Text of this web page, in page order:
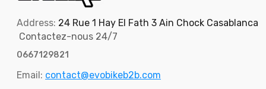
Address: 24 Rue 1 Hay El Fath 3 Ain Chock Casablanca
Contactez-nous 24/7
0667129821
Email: contact@evobikeb2b.com